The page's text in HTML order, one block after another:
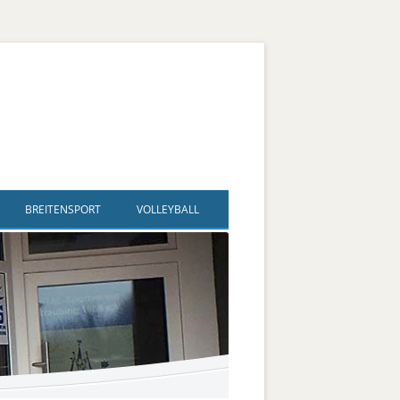
Sport – SAG Inklusiver
Kanugruppe
BREITENSPORT
Volleyball
Fußballtennis
Flip Flops
Vertikaltuch / Luftakrobatik
Kegeln
VOLLEYBALL
Spielplan + Ergebnisse
Trainingszeiten
Bezirksliga männlich
Jugend männlich U 18 + U20
Jugend männlich U 16